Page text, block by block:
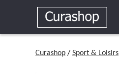
Curashop / Sport & Loisirs